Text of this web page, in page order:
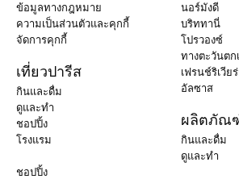
ข้อมูลทางกฎหมาย
ความเป็นส่วนตัวและคุกกี้
จัดการคุกกี้
เที่ยวปารีส
กินและดื่ม
ดูและทำ
ชอปปิ้ง
โรงแรม
นอร์มังดี
บริททานี่
โปรวองซ์
ทางตะวันตก
เฟรนช์ริเวีย
อัลซาส
ผลิตภัณ
กินและดื่ม
ดูและทำ
ชอปปิ้ง